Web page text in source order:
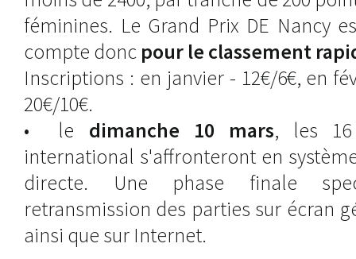
féminines. Le Grand Prix DE Nancy
compte donc pour le classement
Inscriptions : en janvier - 12€/6€, en
20€/10€.
• le dimanche 10 mars, les
international s'affronteront en
directe. Une phase finale
retransmission des parties sur écran
ainsi que sur Internet.